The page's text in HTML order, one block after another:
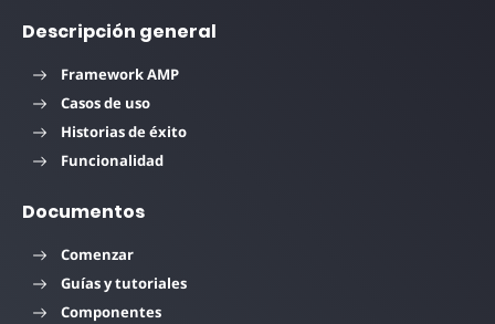
Descripción general
Framework AMP
Casos de uso
Historias de éxito
Funcionalidad
Documentos
Comenzar
Guías y tutoriales
Componentes